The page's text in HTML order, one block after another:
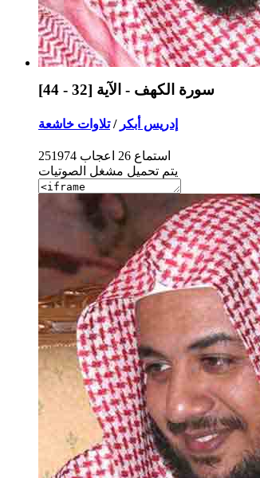
سورة الكهف - الآية [32 - 44]
إدريس أبكر /تلاوات خاشعة
251974 استماع 26 اعجاب
يتم تحميل مشغل الصوتيات